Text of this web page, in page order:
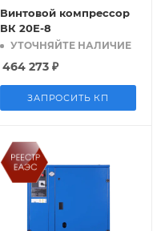
Винтовой компрессор
ВК 20Е-8
УТОЧНЯЙТЕ НАЛИЧИЕ
464 273 ₽
ЗАПРОСИТЬ КП